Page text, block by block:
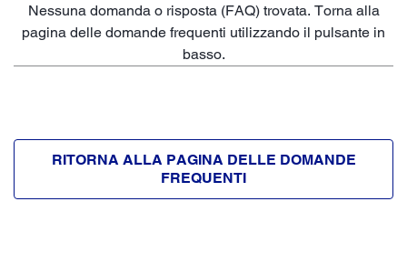
Nessuna domanda o risposta (FAQ) trovata. Torna alla
pagina delle domande frequenti utilizzando il pulsante in
basso.
RITORNA ALLA PAGINA DELLE DOMANDE
FREQUENTI